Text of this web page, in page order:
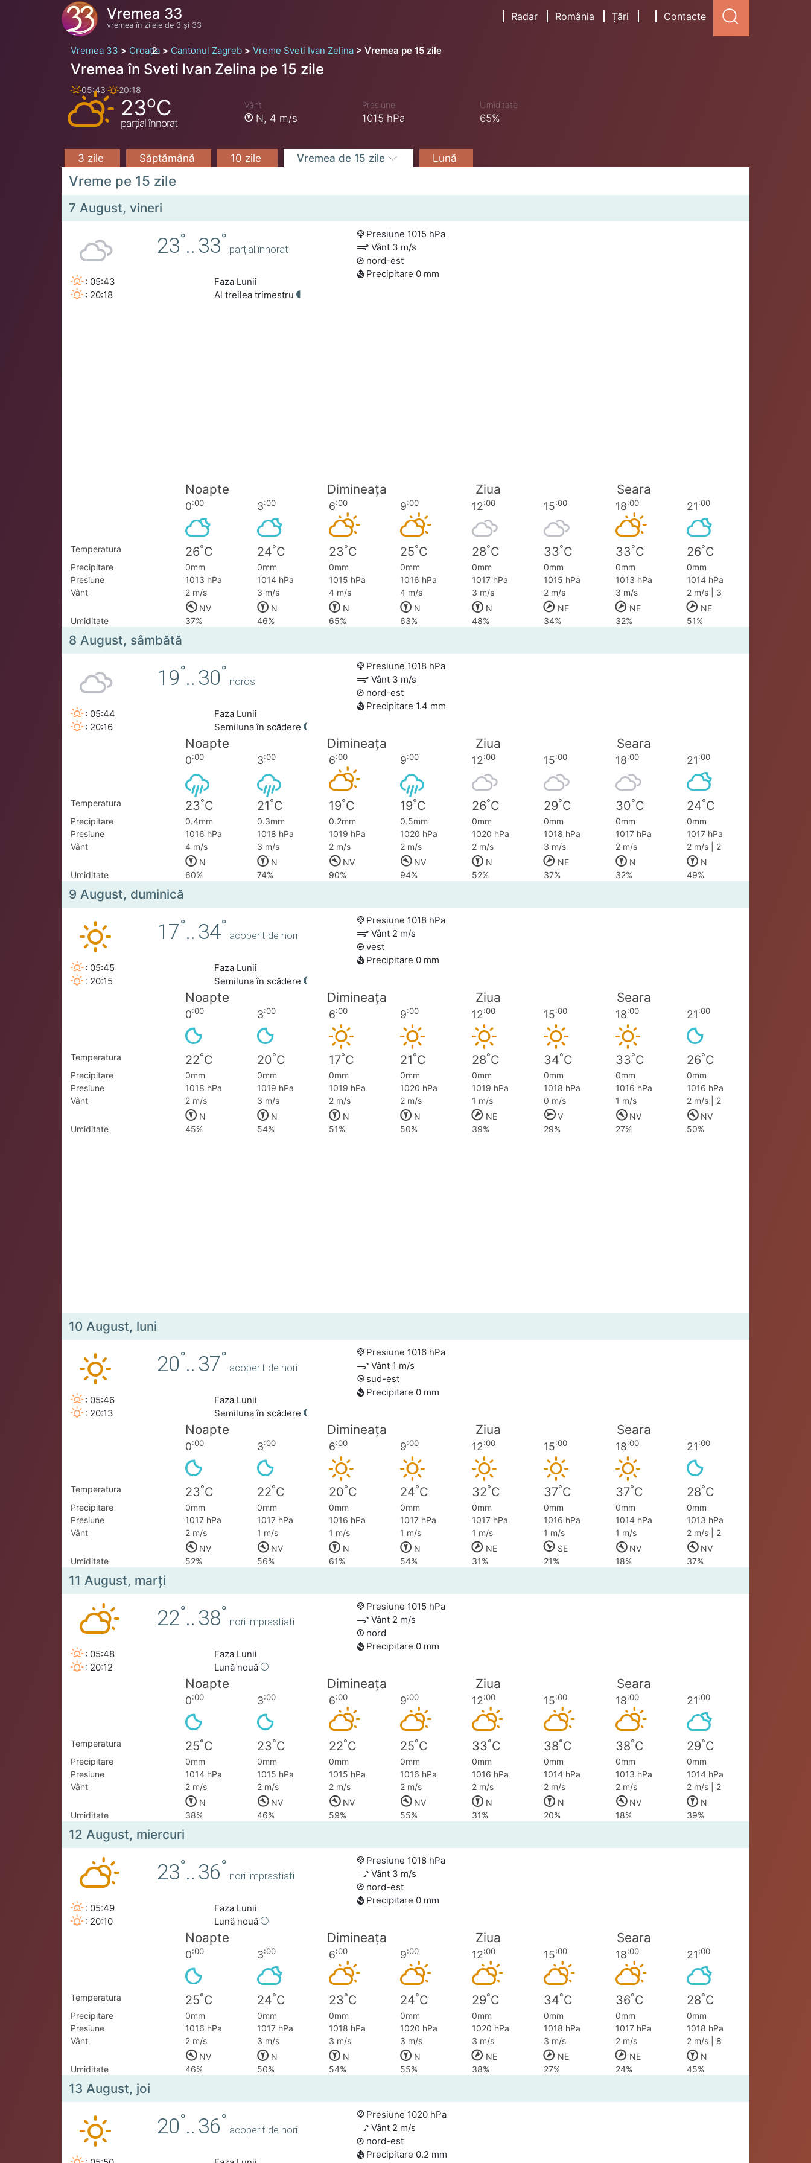
Vremea 33
vremea în zilele de 3 și 33
Radar România Țări Contacte
Vremea 33 Croația Cantonul Zagreb Vreme Sveti Ivan Zelina Vremea pe 15 zile
Vremea în Sveti Ivan Zelina pe 15 zile
05:43 20:18
23oC
parțial înnorat
Vânt
N, 4 m/s
Presiune
1015 hPa
Umiditate
65%
3 zile Săptămână 10 zile Vremea de 15 zile Lună
Vreme pe 15 zile
7 August, vineri
23°.. 33°
parțial înnorat
: 05:43
: 20:18
Faza Lunii
Al treilea trimestru
Presiune 1015 hPa
Vânt 3 m/s
nord-est
Precipitare 0 mm
Noapte Dimineața Ziua Seara
0:00 3:00 6:00 9:00 12:00 15:00 18:00 21:00
Temperatura 26°C 24°C 23°C 25°C 28°C 33°C 33°C 26°C
Precipitare 0mm 0mm 0mm 0mm 0mm 0mm 0mm
0mm
Presiune
1013 hPa 1014 hPa 1015 hPa 1016 hPa 1017 hPa 1015 hPa 1013 hPa
1014 hPa
Vânt
2 m/s 3 m/s 4 m/s 4 m/s 3 m/s 2 m/s 3 m/s
2 m/s | 3
NV
N N N N NE NE
NE
Umiditate
37% 46% 65% 63% 48% 34% 32% 51%
8 August, sâmbătă
19°.. 30°
noros
: 05:44
: 20:16
Faza Lunii
Semiluna în scădere
Presiune 1018 hPa
Vânt 3 m/s
nord-est
Precipitare 1.4 mm
Noapte Dimineața Ziua Seara
0:00 3:00 6:00 9:00 12:00 15:00 18:00 21:00
Temperatura 23°C 21°C 19°C 19°C 26°C 29°C 30°C 24°C
Precipitare 0.4mm 0.3mm 0.2mm 0.5mm 0mm 0mm 0mm
0mm
Presiune
1016 hPa 1018 hPa 1019 hPa 1020 hPa 1020 hPa 1018 hPa 1017 hPa
1017 hPa
Vânt
4 m/s 3 m/s 2 m/s 2 m/s 2 m/s 3 m/s 2 m/s
2 m/s | 2
N
N NV NV N NE N
N
Umiditate
60% 74% 90% 94% 52% 37% 32% 49%
9 August, duminică
17°.. 34°
acoperit de nori
: 05:45
: 20:15
Faza Lunii
Semiluna în scădere
Presiune 1018 hPa
Vânt 2 m/s
vest
Precipitare 0 mm
Noapte Dimineața Ziua Seara
0:00 3:00 6:00 9:00 12:00 15:00 18:00 21:00
Temperatura 22°C 20°C 17°C 21°C 28°C 34°C 33°C 26°C
Precipitare 0mm 0mm 0mm 0mm 0mm 0mm 0mm
0mm
Presiune
1018 hPa 1019 hPa 1019 hPa 1020 hPa 1019 hPa 1018 hPa 1016 hPa
1016 hPa
Vânt
2 m/s 3 m/s 2 m/s 2 m/s 1 m/s 0 m/s 1 m/s
2 m/s | 2
N
N N N NE V NV
NV
Umiditate
45% 54% 51% 50% 39% 29% 27% 50%
10 August, luni
20°.. 37°
acoperit de nori
: 05:46
: 20:13
Faza Lunii
Semiluna în scădere
Presiune 1016 hPa
Vânt 1 m/s
sud-est
Precipitare 0 mm
Noapte Dimineața Ziua Seara
0:00 3:00 6:00 9:00 12:00 15:00 18:00 21:00
Temperatura 23°C 22°C 20°C 24°C 32°C 37°C 37°C 28°C
Precipitare 0mm 0mm 0mm 0mm 0mm 0mm 0mm
0mm
Presiune
1017 hPa 1017 hPa 1016 hPa 1017 hPa 1017 hPa 1016 hPa 1014 hPa
1013 hPa
Vânt
2 m/s 1 m/s 1 m/s 1 m/s 1 m/s 1 m/s 1 m/s
2 m/s | 2
NV
NV N N NE SE NV
NV
Umiditate
52% 56% 61% 54% 31% 21% 18% 37%
11 August, marţi
22°.. 38°
nori imprastiati
: 05:48
: 20:12
Faza Lunii
Lună nouă
Presiune 1015 hPa
Vânt 2 m/s
nord
Precipitare 0 mm
Noapte Dimineața Ziua Seara
0:00 3:00 6:00 9:00 12:00 15:00 18:00 21:00
Temperatura 25°C 23°C 22°C 25°C 33°C 38°C 38°C 29°C
Precipitare 0mm 0mm 0mm 0mm 0mm 0mm 0mm
0mm
Presiune
1014 hPa 1015 hPa 1015 hPa 1016 hPa 1016 hPa 1014 hPa 1013 hPa
1014 hPa
Vânt
2 m/s 2 m/s 2 m/s 2 m/s 2 m/s 2 m/s 2 m/s
2 m/s | 2
N
NV NV NV N N NV
N
Umiditate
38% 46% 59% 55% 31% 20% 18% 39%
12 August, miercuri
23°.. 36°
nori imprastiati
: 05:49
: 20:10
Faza Lunii
Lună nouă
Presiune 1018 hPa
Vânt 3 m/s
nord-est
Precipitare 0 mm
Noapte Dimineața Ziua Seara
0:00 3:00 6:00 9:00 12:00 15:00 18:00 21:00
Temperatura 25°C 24°C 23°C 24°C 29°C 34°C 36°C 28°C
Precipitare 0mm 0mm 0mm 0mm 0mm 0mm 0mm
0mm
Presiune
1016 hPa 1017 hPa 1018 hPa 1020 hPa 1020 hPa 1018 hPa 1017 hPa
1018 hPa
Vânt
2 m/s 3 m/s 3 m/s 3 m/s 3 m/s 3 m/s 2 m/s
2 m/s | 8
NV
N N N NE NE NE
N
Umiditate
46% 50% 54% 55% 38% 27% 24% 45%
13 August, joi
20°.. 36°
acoperit de nori
Presiune 1020 hPa
Vânt 2 m/s
nord-est
Precipitare 0.2 mm